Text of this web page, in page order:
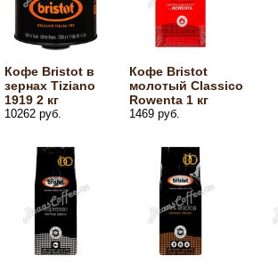
Кофе Bristot в
зернах Tiziano
1919 2 кг
10262 руб.
Кофе Bristot
молотый Classico
Rowenta 1 кг
1469 руб.